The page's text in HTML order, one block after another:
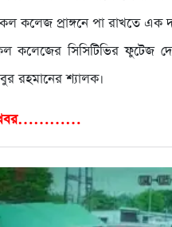
কলেজ প্রাঙ্গনে পা রাখতে
কলেজের সিসিটিভির ফুটেজ
রহমানের শ্যালক।
খবর…………